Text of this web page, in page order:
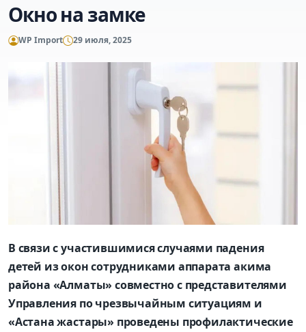
Окно на замке
WP Import 29 июля, 2025
В связи с участившимися случаями падения
детей из окон сотрудниками аппарата акима
района «Алматы» совместно с представителями
Управления по чрезвычайным ситуациям и
«Астана жастары» проведены профилактические